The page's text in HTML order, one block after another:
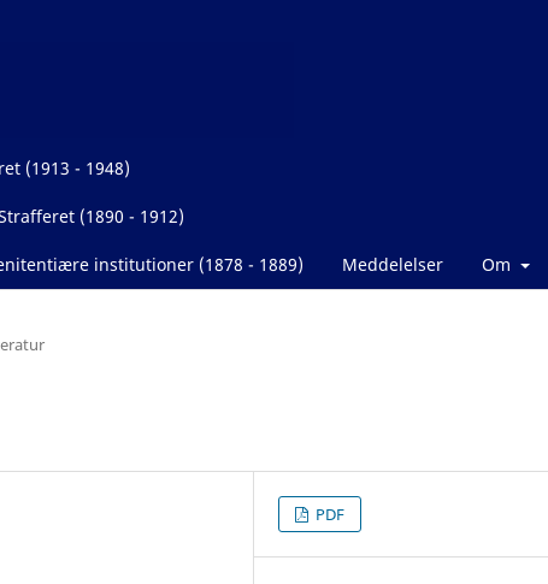
(1913 - 1948)
(1890 - 1912)
institutioner (1878 - 1889) Meddelelser Om
PDF